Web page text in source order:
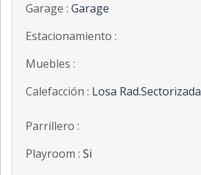
Garage : Garage
Estacionamiento :
Muebles :
Calefacción : Losa Rad.Sectorizada
Parrillero :
Playroom : Si